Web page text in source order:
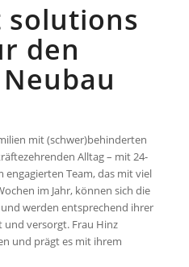
solutions
den
mit (schwer)behinderten
Alltag – mit 24-
Team, das mit viel
im Jahr, können sich die
werden entsprechend ihrer
und versorgt. Frau Hinz
und prägt es mit ihrem